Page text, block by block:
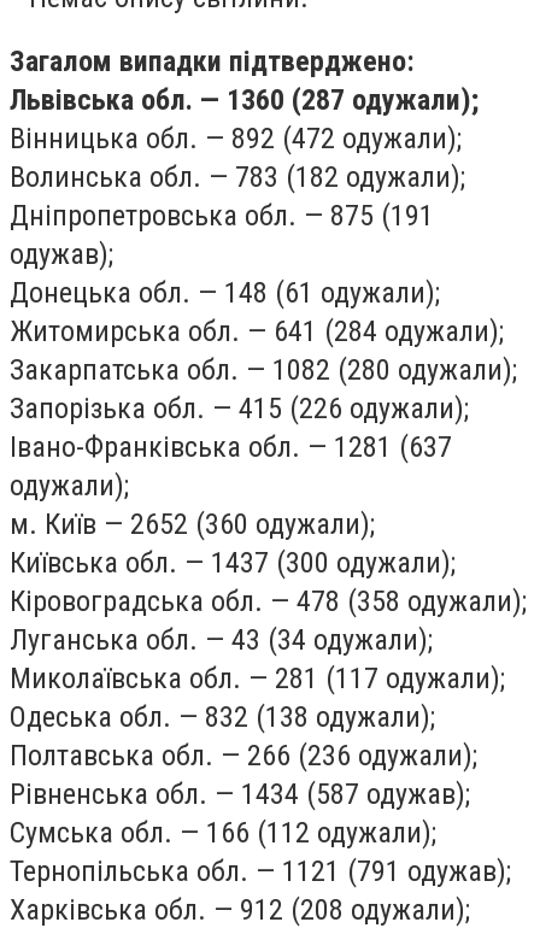
Загалом випадки підтверджено:
Львівська обл. — 1360 (287 одужали);
Вінницька обл. — 892 (472 одужали);
Волинська обл. — 783 (182 одужали);
Дніпропетровська обл. — 875 (191
одужав);
Донецька обл. — 148 (61 одужали);
Житомирська обл. — 641 (284 одужали);
Закарпатська обл. — 1082 (280 одужали);
Запорізька обл. — 415 (226 одужали);
Івано-Франківська обл. — 1281 (637
одужали);
м. Київ — 2652 (360 одужали);
Київська обл. — 1437 (300 одужали);
Кіровоградська обл. — 478 (358 одужали);
Луганська обл. — 43 (34 одужали);
Миколаївська обл. — 281 (117 одужали);
Одеська обл. — 832 (138 одужали);
Полтавська обл. — 266 (236 одужали);
Рівненська обл. — 1434 (587 одужав);
Сумська обл. — 166 (112 одужали);
Тернопільська обл. — 1121 (791 одужав);
Харківська обл. — 912 (208 одужали);